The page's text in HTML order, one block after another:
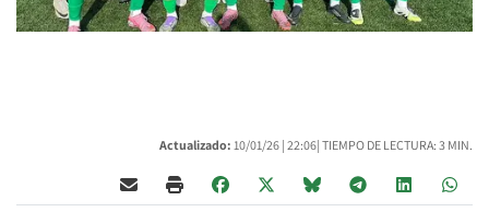
Actualizado: 10/01/26 | 22:06| TIEMPO DE LECTURA: 3 MIN.